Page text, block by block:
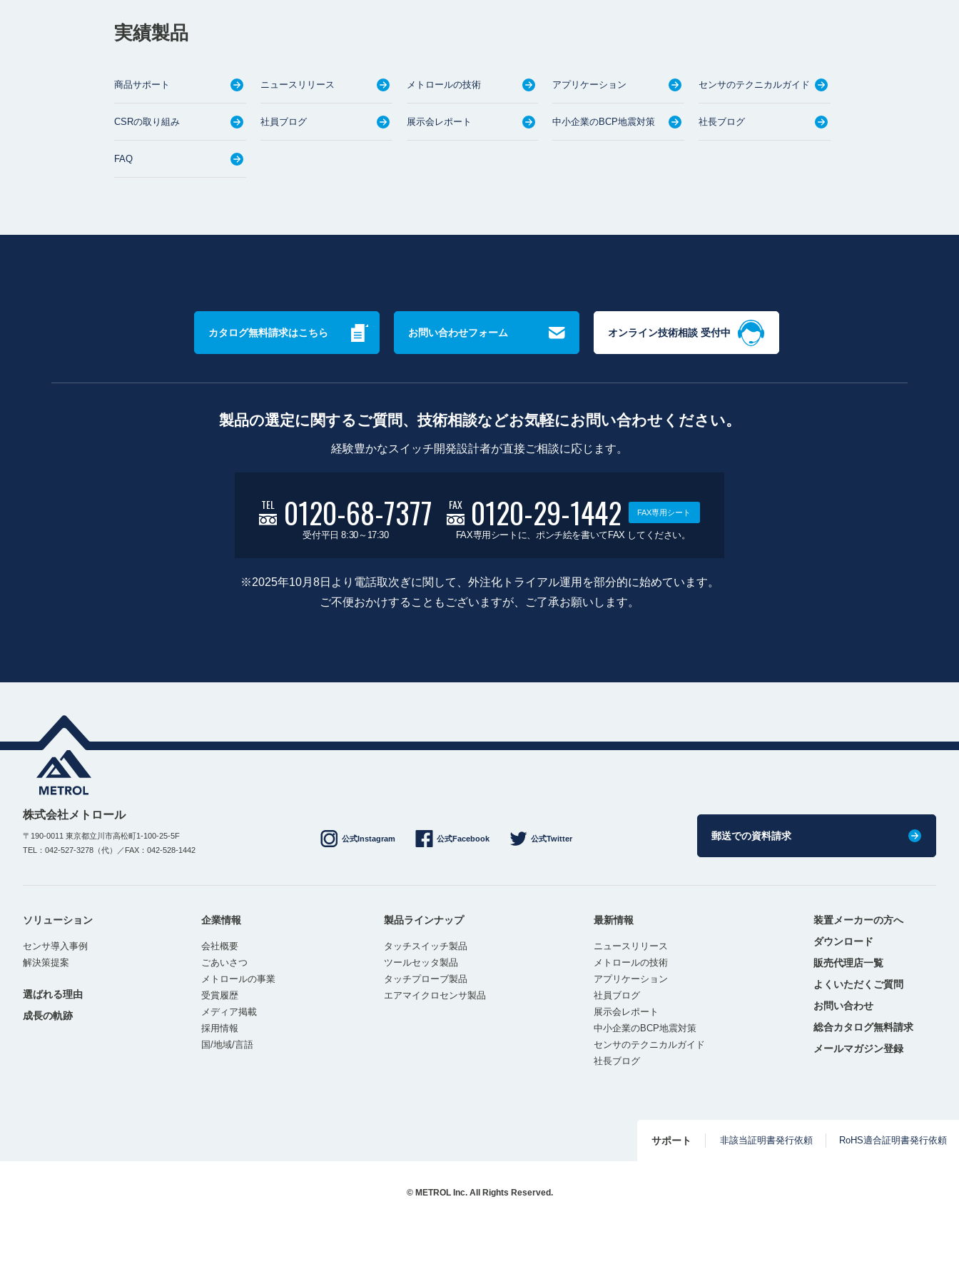
実績製品
商品サポート ニュースリリース メトロールの技術 アプリケーション センサのテクニカルガイド
CSRの取り組み 社員ブログ 展示会レポート 中小企業のBCP地震対策 社長ブログ
FAQ
カタログ無料請求はこちら お問い合わせフォーム オンライン技術相談 受付中
製品の選定に関するご質問、技術相談などお気軽にお問い合わせください。
経験豊かなスイッチ開発設計者が直接ご相談に応じます。
TEL 0120-68-7377
受付平日 8:30～17:30
FAX 0120-29-1442 FAX専用シート
FAX専用シートに、ポンチ絵を書いてFAX してください。
※2025年10月8日より電話取次ぎに関して、外注化トライアル運用を部分的に始めています。
ご不便おかけすることもございますが、ご了承お願いします。
株式会社メトロール
〒190-0011 東京都立川市高松町1-100-25-5F
TEL：042-527-3278（代）／FAX：042-528-1442
公式Instagram 公式Facebook 公式Twitter 郵送での資料請求
ソリューション
センサ導入事例
解決策提案
選ばれる理由
成長の軌跡
企業情報
会社概要
ごあいさつ
メトロールの事業
受賞履歴
メディア掲載
採用情報
国/地域/言語
製品ラインナップ
タッチスイッチ製品
ツールセッタ製品
タッチプローブ製品
エアマイクロセンサ製品
最新情報
ニュースリリース
メトロールの技術
アプリケーション
社員ブログ
展示会レポート
中小企業のBCP地震対策
センサのテクニカルガイド
社長ブログ
装置メーカーの方へ
ダウンロード
販売代理店一覧
よくいただくご質問
お問い合わせ
総合カタログ無料請求
メールマガジン登録
サポート 非該当証明書発行依頼 RoHS適合証明書発行依頼
© METROL Inc. All Rights Reserved.